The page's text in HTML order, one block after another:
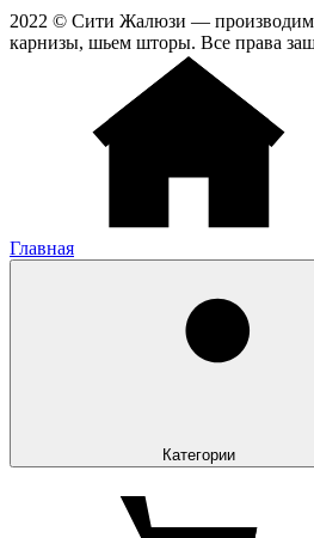
2022 © Сити Жалюзи — производим
карнизы, шьем шторы. Все права
Главная
Категории